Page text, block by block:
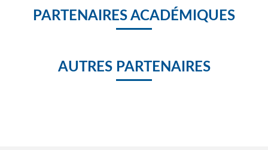
PARTENAIRES ACADÉMIQUES
AUTRES PARTENAIRES